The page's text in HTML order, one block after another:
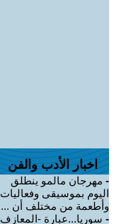
اخبار الأدب والفن
- مهرجان مالمو ينطلق
اليوم بموسيقى وفعاليات
وأطعمة من مختلف أن ...
- سوريا...عبارة -المعازف